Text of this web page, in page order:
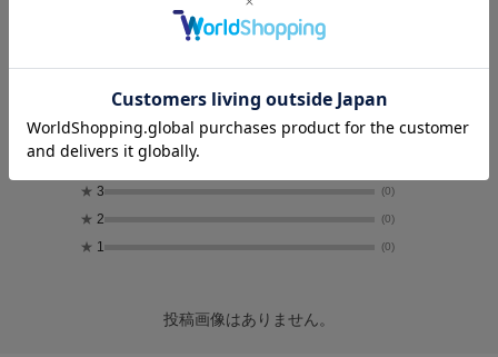
4.7
レビュー件数： 件
★ 5 (2)
★ 3 (0)
★ 2 (0)
★ 1 (0)
投稿画像はありません。